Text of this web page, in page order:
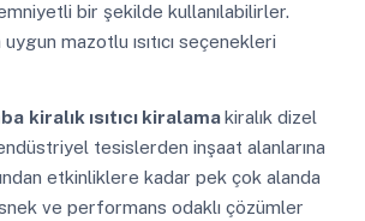
bir şekilde kullanılabilirler.
uygun mazotlu ısıtıcı seçenekleri
kiralık ısıtıcı kiralamakiralık dizel
endüstriyel tesislerden inşaat alanlarına
etkinliklere kadar pek çok alanda
ve performans odaklı çözümler